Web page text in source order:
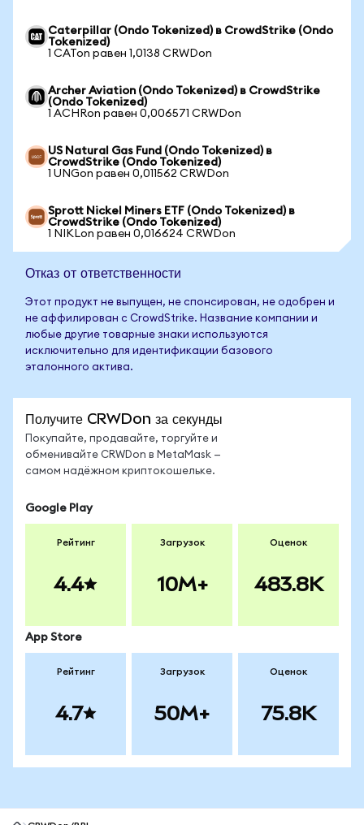
Caterpillar (Ondo Tokenized) в CrowdStrike (Ondo
Tokenized)
1 CATon равен 1,0138 CRWDon
Archer Aviation (Ondo Tokenized) в CrowdStrike
(Ondo Tokenized)
1 ACHRon равен 0,006571 CRWDon
US Natural Gas Fund (Ondo Tokenized) в
CrowdStrike (Ondo Tokenized)
1 UNGon равен 0,011562 CRWDon
Sprott Nickel Miners ETF (Ondo Tokenized) в
CrowdStrike (Ondo Tokenized)
1 NIKLon равен 0,016624 CRWDon
Отказ от ответственности
Этот продукт не выпущен, не спонсирован, не одобрен и
не аффилирован с CrowdStrike. Название компании и
любые другие товарные знаки используются
исключительно для идентификации базового
эталонного актива.
Получите CRWDon за секунды
Покупайте, продавайте, торгуйте и
обменивайте CRWDon в MetaMask —
самом надёжном криптокошельке.
Google Play
Рейтинг
4.4
Загрузок
10M+
Оценок
483.8K
App Store
Рейтинг
4.7
Загрузок
50M+
Оценок
75.8K